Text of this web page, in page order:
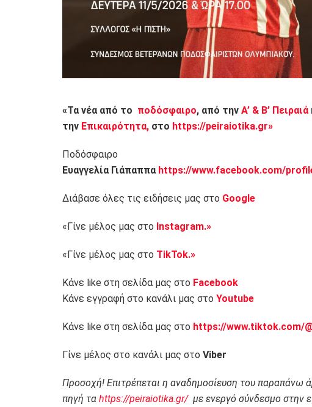
«Τα νέα από το ποδόσφαιρο, από την Α’ & Β’ Πειραιά
την Επικαιρότητα, στο https://peiraiotika.gr»
Ποδόσφαιρο
Ευαγγελία Γιάπαππα https://www.facebook.com/
Διάβασε όλες τις ειδήσεις μας στο Google
«Γίνε μέλος μας στο Instagram.»
«Γίνε μέλος μας στο TikTok.»
Κάνε like στη σελίδα μας στο Facebook
Κάνε εγγραφή στο κανάλι μας στο Youtube
Κάνε like στη σελίδα μας στο https://www.tiktok.com/
Γίνε μέλος στο κανάλι μας στο Viber
Προσοχή! Επιτρέπεται η αναδημοσίευση του παραπάνω
πηγή τα https://peiraiotika.gr/με ενεργό σύνδεσμο στην